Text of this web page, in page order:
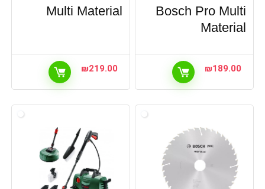
Bosch Pro Multi
Material
₪189.00
Multi Material
₪219.00